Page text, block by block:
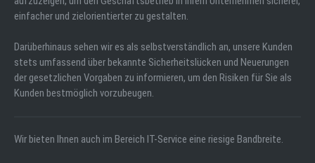
einfacher und zielorientierter zu gestalten.
Darüberhinaus sehen wir es als selbstverständlich an, unsere Kunden
stets umfassend über bekannte Sicherheitslücken und Neuerungen
der gesetzlichen Vorgaben zu informieren, um den Risiken für Sie als
Kunden bestmöglich vorzubeugen.
Wir bieten Ihnen auch im Bereich IT-Service eine riesige Bandbreite.